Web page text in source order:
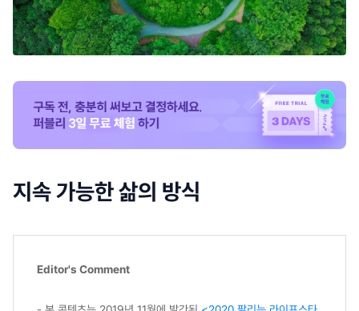
지속 가능한 삶의 방식
Editor's Comment